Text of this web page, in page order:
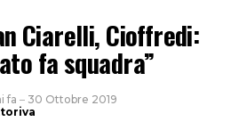
Ciarelli, Cioffredi:
fa squadra”
fa – 30 Ottobre 2019